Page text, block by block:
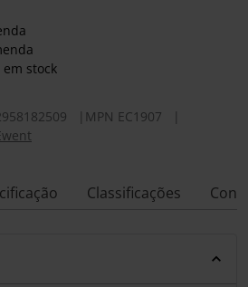
em stock
MPN EC1907
Classificações